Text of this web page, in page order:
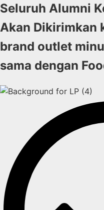
Seluruh Alumni
Akan Dikirimkan
brand outlet
sama dengan